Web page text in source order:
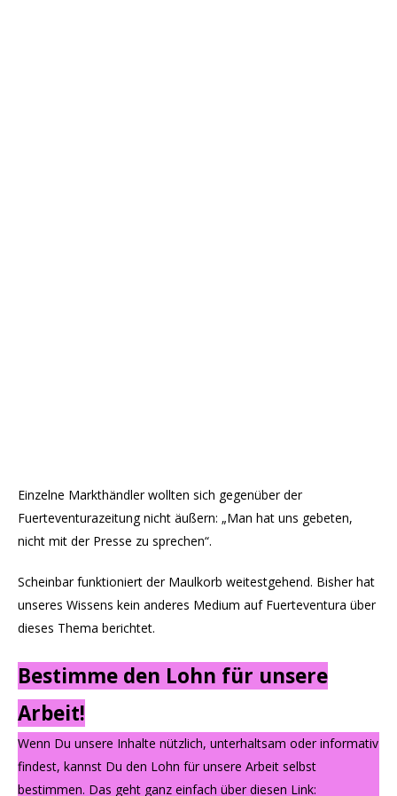
Einzelne Markthändler wollten sich gegenüber der
Fuerteventurazeitung nicht äußern: „Man hat uns gebeten,
nicht mit der Presse zu sprechen“.
Scheinbar funktioniert der Maulkorb weitestgehend. Bisher hat
unseres Wissens kein anderes Medium auf Fuerteventura über
dieses Thema berichtet.
Bestimme den Lohn für unsere
Arbeit!
Wenn Du unsere Inhalte nützlich, unterhaltsam oder informativ
findest, kannst Du den Lohn für unsere Arbeit selbst
bestimmen. Das geht ganz einfach über diesen Link: